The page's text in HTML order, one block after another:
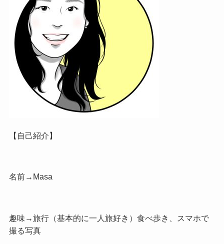
【自己紹介】
名前→Masa
趣味→旅行（基本的に一人旅好き）食べ歩き、スマホで
撮る写真